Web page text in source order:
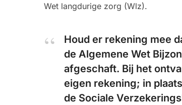
Wet langdurige zorg (Wlz).
Houd er rekening mee
de Algemene Wet
afgeschaft. Bij het
eigen rekening; in
de Sociale